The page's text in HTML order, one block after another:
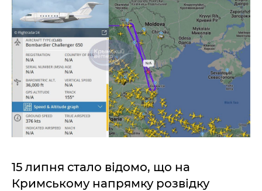
15 липня стало відомо, що на
Кримському напрямку розвідку